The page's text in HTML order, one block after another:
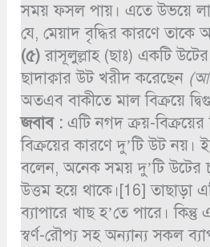
সময় ফসল পায়। এতে উভয়ে
যে, মেয়াদ বৃদ্ধির কারণে তাকে
(৫) রাসূলুল্লাহ (ছাঃ) একটি
ছাদাক্বার উট খরীদ করেছেন
অতএব বাকীতে মাল বিক্রয়ে
জবাব : এটি নগদ ক্রয়-বিক্রয়ের
বিক্রয়ের কারণে দু’টি উট নয়।
বলেন, অনেক সময় দু’টি উটের
উত্তম হয়ে থাকে।[16] তাছাড়া
ব্যাপারে খাছ হ’তে পারে।
স্বর্ণ-রৌপ্য সহ অন্যান্য সকল